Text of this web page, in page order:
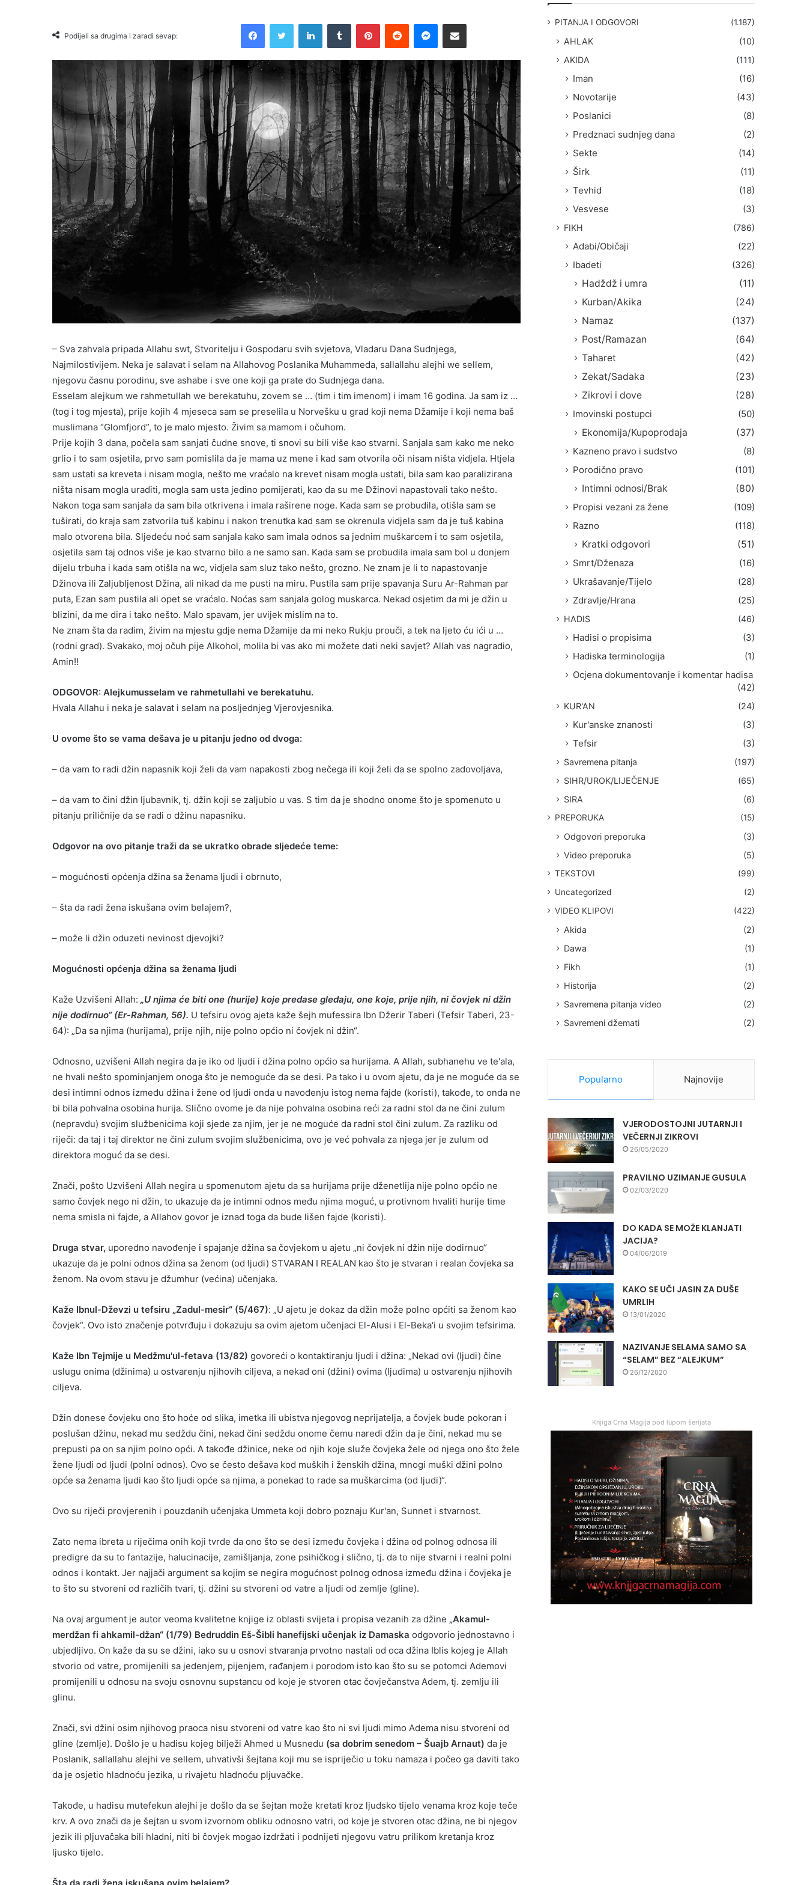
Podijeli sa drugima i zaradi sevap:
– Sva zahvala pripada Allahu swt, Stvoritelju i Gospodaru svih svjetova, Vladaru Dana Sudnjega,
Najmilostivijem. Neka je salavat i selam na Allahovog Poslanika Muhammeda, sallallahu alejhi we sellem,
njegovu časnu porodinu, sve ashabe i sve one koji ga prate do Sudnjega dana.
Esselam alejkum we rahmetullah we berekatuhu, zovem se … (tim i tim imenom) i imam 16 godina. Ja sam iz …
(tog i tog mjesta), prije kojih 4 mjeseca sam se preselila u Norvešku u grad koji nema Džamije i koji nema baš
muslimana “Glomfjord”, to je malo mjesto. Živim sa mamom i očuhom.
Prije kojih 3 dana, počela sam sanjati čudne snove, ti snovi su bili više kao stvarni. Sanjala sam kako me neko
grlio i to sam osjetila, prvo sam pomislila da je mama uz mene i kad sam otvorila oči nisam ništa vidjela. Htjela
sam ustati sa kreveta i nisam mogla, nešto me vraćalo na krevet nisam mogla ustati, bila sam kao paralizirana
ništa nisam mogla uraditi, mogla sam usta jedino pomijerati, kao da su me Džinovi napastovali tako nešto.
Nakon toga sam sanjala da sam bila otkrivena i imala raširene noge. Kada sam se probudila, otišla sam se
tuširati, do kraja sam zatvorila tuš kabinu i nakon trenutka kad sam se okrenula vidjela sam da je tuš kabina
malo otvorena bila. Sljedeću noć sam sanjala kako sam imala odnos sa jednim muškarcem i to sam osjetila,
osjetila sam taj odnos više je kao stvarno bilo a ne samo san. Kada sam se probudila imala sam bol u donjem
dijelu trbuha i kada sam otišla na wc, vidjela sam sluz tako nešto, grozno. Ne znam je li to napastovanje
Džinova ili Zaljubljenost Džina, ali nikad da me pusti na miru. Pustila sam prije spavanja Suru Ar-Rahman par
puta, Ezan sam pustila ali opet se vraćalo. Noćas sam sanjala golog muskarca. Nekad osjetim da mi je džin u
blizini, da me dira i tako nešto. Malo spavam, jer uvijek mislim na to.
Ne znam šta da radim, živim na mjestu gdje nema Džamije da mi neko Rukju prouči, a tek na ljeto ću ići u …
(rodni grad). Svakako, moj očuh pije Alkohol, molila bi vas ako mi možete dati neki savjet? Allah vas nagradio,
Amin!!
ODGOVOR: Alejkumusselam ve rahmetullahi ve berekatuhu.
Hvala Allahu i neka je salavat i selam na posljednjeg Vjerovjesnika.
U ovome što se vama dešava je u pitanju jedno od dvoga:
– da vam to radi džin napasnik koji želi da vam napakosti zbog nečega ili koji želi da se spolno zadovoljava,
– da vam to čini džin ljubavnik, tj. džin koji se zaljubio u vas. S tim da je shodno onome što je spomenuto u
pitanju priličnije da se radi o džinu napasniku.
Odgovor na ovo pitanje traži da se ukratko obrade sljedeće teme:
– mogućnosti općenja džina sa ženama ljudi i obrnuto,
– šta da radi žena iskušana ovim belajem?,
– može li džin oduzeti nevinost djevojki?
Mogućnosti općenja džina sa ženama ljudi
Kaže Uzvišeni Allah: „U njima će biti one (hurije) koje predase gledaju, one koje, prije njih, ni čovjek ni džin
nije dodirnuo“ (Er-Rahman, 56). U tefsiru ovog ajeta kaže šejh mufessira Ibn Džerir Taberi (Tefsir Taberi, 23-
64): „Da sa njima (hurijama), prije njih, nije polno općio ni čovjek ni džin“.
Odnosno, uzvišeni Allah negira da je iko od ljudi i džina polno općio sa hurijama. A Allah, subhanehu ve te'ala,
ne hvali nešto spominjanjem onoga što je nemoguće da se desi. Pa tako i u ovom ajetu, da je ne moguće da se
desi intimni odnos između džina i žene od ljudi onda u navođenju istog nema fajde (koristi), takođe, to onda ne
bi bila pohvalna osobina hurija. Slično ovome je da nije pohvalna osobina reći za radni stol da ne čini zulum
(nepravdu) svojim službenicima koji sjede za njim, jer je ne moguće da radni stol čini zulum. Za razliku od
riječi: da taj i taj direktor ne čini zulum svojim službenicima, ovo je već pohvala za njega jer je zulum od
direktora moguć da se desi.
Znači, pošto Uzvišeni Allah negira u spomenutom ajetu da sa hurijama prije dženetlija nije polno općio ne
samo čovjek nego ni džin, to ukazuje da je intimni odnos među njima moguć, u protivnom hvaliti hurije time
nema smisla ni fajde, a Allahov govor je iznad toga da bude lišen fajde (koristi).
Druga stvar, uporedno navođenje i spajanje džina sa čovjekom u ajetu „ni čovjek ni džin nije dodirnuo“
ukazuje da je polni odnos džina sa ženom (od ljudi) STVARAN I REALAN kao što je stvaran i realan čovjeka sa
ženom. Na ovom stavu je džumhur (većina) učenjaka.
Kaže Ibnul-Dževzi u tefsiru „Zadul-mesir“ (5/467): „U ajetu je dokaz da džin može polno općiti sa ženom kao
čovjek“. Ovo isto značenje potvrđuju i dokazuju sa ovim ajetom učenjaci El-Alusi i El-Beka'i u svojim tefsirima.
Kaže Ibn Tejmije u Medžmu'ul-fetava (13/82) govoreći o kontaktiranju ljudi i džina: „Nekad ovi (ljudi) čine
uslugu onima (džinima) u ostvarenju njihovih ciljeva, a nekad oni (džini) ovima (ljudima) u ostvarenju njihovih
ciljeva.
Džin donese čovjeku ono što hoće od slika, imetka ili ubistva njegovog neprijatelja, a čovjek bude pokoran i
poslušan džinu, nekad mu sedždu čini, nekad čini sedždu onome čemu naredi džin da je čini, nekad mu se
prepusti pa on sa njim polno opći. A takođe džinice, neke od njih koje služe čovjeka žele od njega ono što žele
žene ljudi od ljudi (polni odnos). Ovo se često dešava kod muških i ženskih džina, mnogi muški džini polno
opće sa ženama ljudi kao što ljudi opće sa njima, a ponekad to rade sa muškarcima (od ljudi)“.
Ovo su riječi provjerenih i pouzdanih učenjaka Ummeta koji dobro poznaju Kur'an, Sunnet i stvarnost.
Zato nema ibreta u riječima onih koji tvrde da ono što se desi između čovjeka i džina od polnog odnosa ili
predigre da su to fantazije, halucinacije, zamišljanja, zone psihičkog i slično, tj. da to nije stvarni i realni polni
odnos i kontakt. Jer najjači argument sa kojim se negira mogućnost polnog odnosa između džina i čovjeka je
to što su stvoreni od različih tvari, tj. džini su stvoreni od vatre a ljudi od zemlje (gline).
Na ovaj argument je autor veoma kvalitetne knjige iz oblasti svijeta i propisa vezanih za džine „Akamul-
merdžan fi ahkamil-džan“ (1/79) Bedruddin Eš-Šibli hanefijski učenjak iz Damaska odgovorio jednostavno i
ubjedljivo. On kaže da su se džini, iako su u osnovi stvaranja prvotno nastali od oca džina Iblis kojeg je Allah
stvorio od vatre, promijenili sa jedenjem, pijenjem, rađanjem i porodom isto kao što su se potomci Ademovi
promijenili u odnosu na svoju osnovnu supstancu od koje je stvoren otac čovječanstva Adem, tj. zemlju ili
glinu.
Znači, svi džini osim njihovog praoca nisu stvoreni od vatre kao što ni svi ljudi mimo Adema nisu stvoreni od
gline (zemlje). Došlo je u hadisu kojeg bilježi Ahmed u Musnedu (sa dobrim senedom – Šuajb Arnaut) da je
Poslanik, sallallahu alejhi ve sellem, uhvativši šejtana koji mu se ispriječio u toku namaza i počeo ga daviti tako
da je osjetio hladnoću jezika, u rivajetu hladnoću pljuvačke.
Takođe, u hadisu mutefekun alejhi je došlo da se šejtan može kretati kroz ljudsko tijelo venama kroz koje teče
krv. A ovo znači da je šejtan u svom izvornom obliku odnosno vatri, od koje je stvoren otac džina, ne bi njegov
jezik ili pljuvačaka bili hladni, niti bi čovjek mogao izdržati i podnijeti njegovu vatru prilikom kretanja kroz
ljusko tijelo.
PITANJA I ODGOVORI (1.187)
AHLAK
(10)
AKIDA
(111)
Iman
(16)
Novotarije
(43)
Poslanici
(8)
Predznaci sudnjeg dana
(2)
Sekte
(14)
Širk
(11)
Tevhid
(18)
Vesvese
(3)
FIKH (786)
Adabi/Običaji
(22)
Ibadeti
(326)
Hadždž i umra
(11)
Kurban/Akika
(24)
Namaz
(137)
Post/Ramazan
(64)
Taharet
(42)
Zekat/Sadaka
(23)
Zikrovi i dove
(28)
Imovinski postupci
(50)
Ekonomija/Kupoprodaja
(37)
Kazneno pravo i sudstvo
(8)
Porodično pravo
(101)
Intimni odnosi/Brak
(80)
Propisi vezani za žene
(109)
Razno
(118)
Kratki odgovori
(51)
Smrt/Dženaza
(16)
Ukrašavanje/Tijelo
(28)
Zdravlje/Hrana
(25)
HADIS (46)
Hadisi o propisima
(3)
Hadiska terminologija
(1)
Ocjena dokumentovanje i komentar hadisa
(42)
KUR'AN (24)
Kur'anske znanosti
(3)
Tefsir
(3)
Savremena pitanja
(197)
SIHR/UROK/LIJEČENJE
(65)
SIRA
(6)
PREPORUKA (15)
Odgovori preporuka
(3)
Video preporuka
(5)
TEKSTOVI
(99)
Uncategorized
(2)
VIDEO KLIPOVI
(422)
Akida
(2)
Dawa
(1)
Fikh
(1)
Historija
(2)
Savremena pitanja video
(2)
Savremeni džemati
(2)
Popularno Najnovije
VJERODOSTOJNI JUTARNJI I
VEČERNJI ZIKROVI
26/05/2020
PRAVILNO UZIMANJE GUSULA
02/03/2020
DO KADA SE MOŽE KLANJATI
JACIJA?
04/06/2019
KAKO SE UČI JASIN ZA DUŠE
UMRLIH
13/01/2020
NAZIVANJE SELAMA SAMO SA
“SELAM” BEZ “ALEJKUM”
26/12/2020
Knjiga Crna Magija pod lupom šerijata